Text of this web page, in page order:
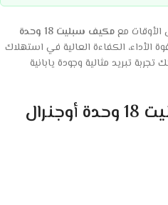
معمكيف سبليت 18 وحدة
الأداء، الكفاءة العالية في استهلاك
تبريد مثالية وجودة يابانية